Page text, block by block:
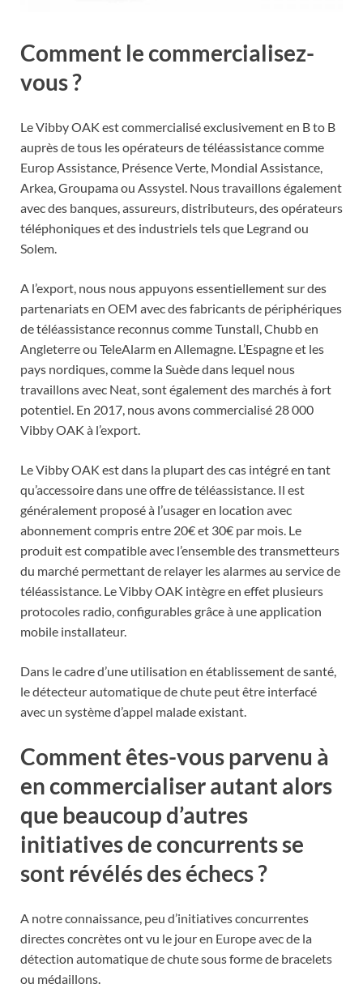
Comment le commercialisez-
vous ?
Le Vibby OAK est commercialisé exclusivement en B to B
auprès de tous les opérateurs de téléassistance comme
Europ Assistance, Présence Verte, Mondial Assistance,
Arkea, Groupama ou Assystel. Nous travaillons également
avec des banques, assureurs, distributeurs, des opérateurs
téléphoniques et des industriels tels que Legrand ou
Solem.
A l’export, nous nous appuyons essentiellement sur des
partenariats en OEM avec des fabricants de périphériques
de téléassistance reconnus comme Tunstall, Chubb en
Angleterre ou TeleAlarm en Allemagne. L’Espagne et les
pays nordiques, comme la Suède dans lequel nous
travaillons avec Neat, sont également des marchés à fort
potentiel. En 2017, nous avons commercialisé 28 000
Vibby OAK à l’export.
Le Vibby OAK est dans la plupart des cas intégré en tant
qu’accessoire dans une offre de téléassistance. Il est
généralement proposé à l’usager en location avec
abonnement compris entre 20€ et 30€ par mois. Le
produit est compatible avec l’ensemble des transmetteurs
du marché permettant de relayer les alarmes au service de
téléassistance. Le Vibby OAK intègre en effet plusieurs
protocoles radio, configurables grâce à une application
mobile installateur.
Dans le cadre d’une utilisation en établissement de santé,
le détecteur automatique de chute peut être interfacé
avec un système d’appel malade existant.
Comment êtes-vous parvenu à
en commercialiser autant alors
que beaucoup d’autres
initiatives de concurrents se
sont révélés des échecs ?
A notre connaissance, peu d’initiatives concurrentes
directes concrètes ont vu le jour en Europe avec de la
détection automatique de chute sous forme de bracelets
ou médaillons.